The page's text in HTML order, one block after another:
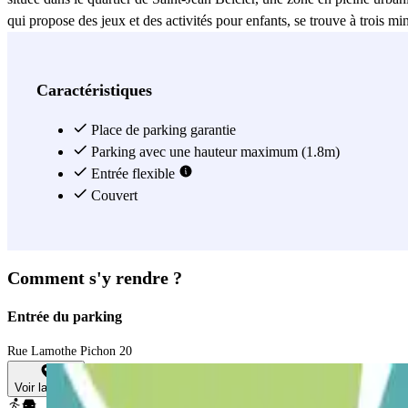
qui propose des jeux et des activités pour enfants, se trouve à trois
minutes. Enfin, ce parking est proche de plusieurs hôtels, tels que
d'un stationnement sûr et pratique au cœur de Bordeaux.
Voir plus
Caractéristiques
Place de parking garantie
Parking avec une hauteur maximum (1.8m)
Entrée flexible
Couvert
Comment s'y rendre ?
Entrée du parking
Rue Lamothe Pichon 20
Voir la carte